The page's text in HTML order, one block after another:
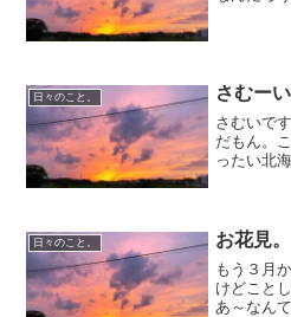
日々のこと。 さむーい
さむいで
だもん。
ったい北
日々のこと。 お花見。
もう３月
けどこと
あ～なん